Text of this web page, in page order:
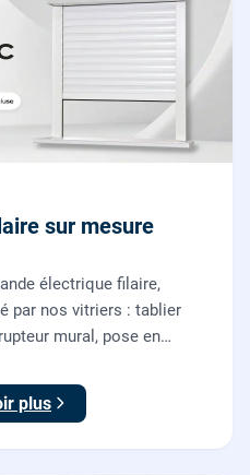
sur mesure
électrique filaire,
par nos vitriers : tablier
mural, pose en
plus